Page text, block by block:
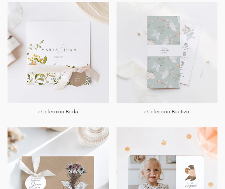
Colección Boda Colección Bautizo